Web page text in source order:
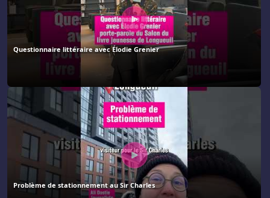
Questionnaire littéraire avec Élodie Grenier
Problème de stationnement au Sir Charles